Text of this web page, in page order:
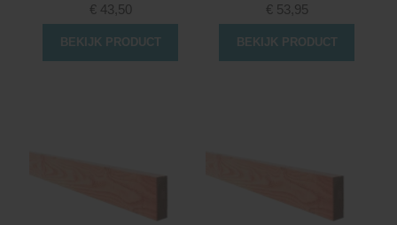
€ 43,50
BEKIJK PRODUCT
€ 53,95
BEKIJK PRODUCT